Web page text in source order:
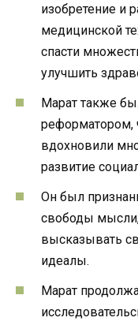
изобретение и
медицинской
спасти
улучшить
Марат также
реформатором,
вдохновили
развитие
Он был
свободы
высказывать
идеалы.
Марат